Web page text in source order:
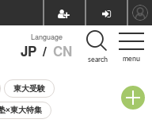
menu
Language
JP / CN search
東大受験
×東大特集